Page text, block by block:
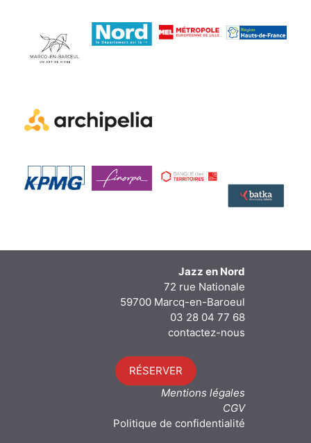
Jazz en Nord
72 rue Nationale
59700 Marcq-en-Baroeul
03 28 04 77 68
contactez-nous
RÉSERVER
Mentions légales
CGV
Politique de confidentialité